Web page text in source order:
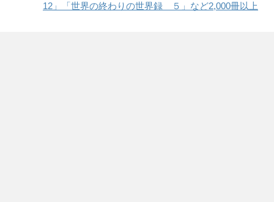
12」「世界の終わりの世界録 ５」など2,000冊以上